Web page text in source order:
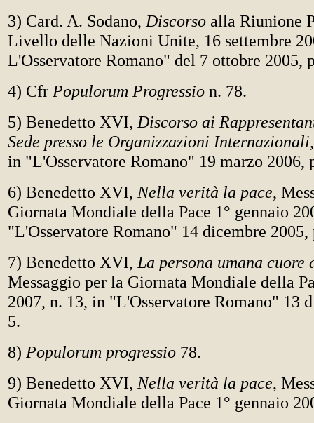
3) Card. A. Sodano, Discorso alla Riunione
Livello delle Nazioni Unite, 16 settembre
L'Osservatore Romano" del 7 ottobre 2005,
4) Cfr Populorum Progressio n. 78.
5) Benedetto XVI, Discorso ai
Sede presso le Organizzazioni Internazionali
in "L'Osservatore Romano" 19 marzo 2006,
6) Benedetto XVI, Nella verità la pace,
Giornata Mondiale della Pace 1° gennaio
"L'Osservatore Romano" 14 dicembre 2005,
7) Benedetto XVI, La persona umana cuore
Messaggio per la Giornata Mondiale della
2007, n. 13, in "L'Osservatore Romano" 13
5.
8) Populorum progressio 78.
9) Benedetto XVI, Nella verità la pace,
Giornata Mondiale della Pace 1° gennaio